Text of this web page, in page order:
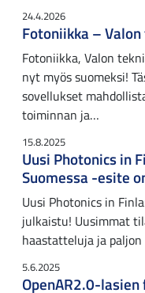
24.4.2026
Fotoniikka –
Fotoniikka, Valon
nyt myös suomeksi!
sovellukset
toiminnan ja…
15.8.2025
Uusi Photonics in
Suomessa -esite
Uusi Photonics in
julkaistu! Uusimmat
haastatteluja ja
5.6.2025
OpenAR2.0-